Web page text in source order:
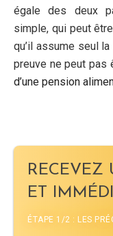
égale des deux
simple, qui peut
qu’il assume seul
preuve ne peut pas
d’une pension
RECEVEZ
ET
ÉTAPE 1/2 : LES